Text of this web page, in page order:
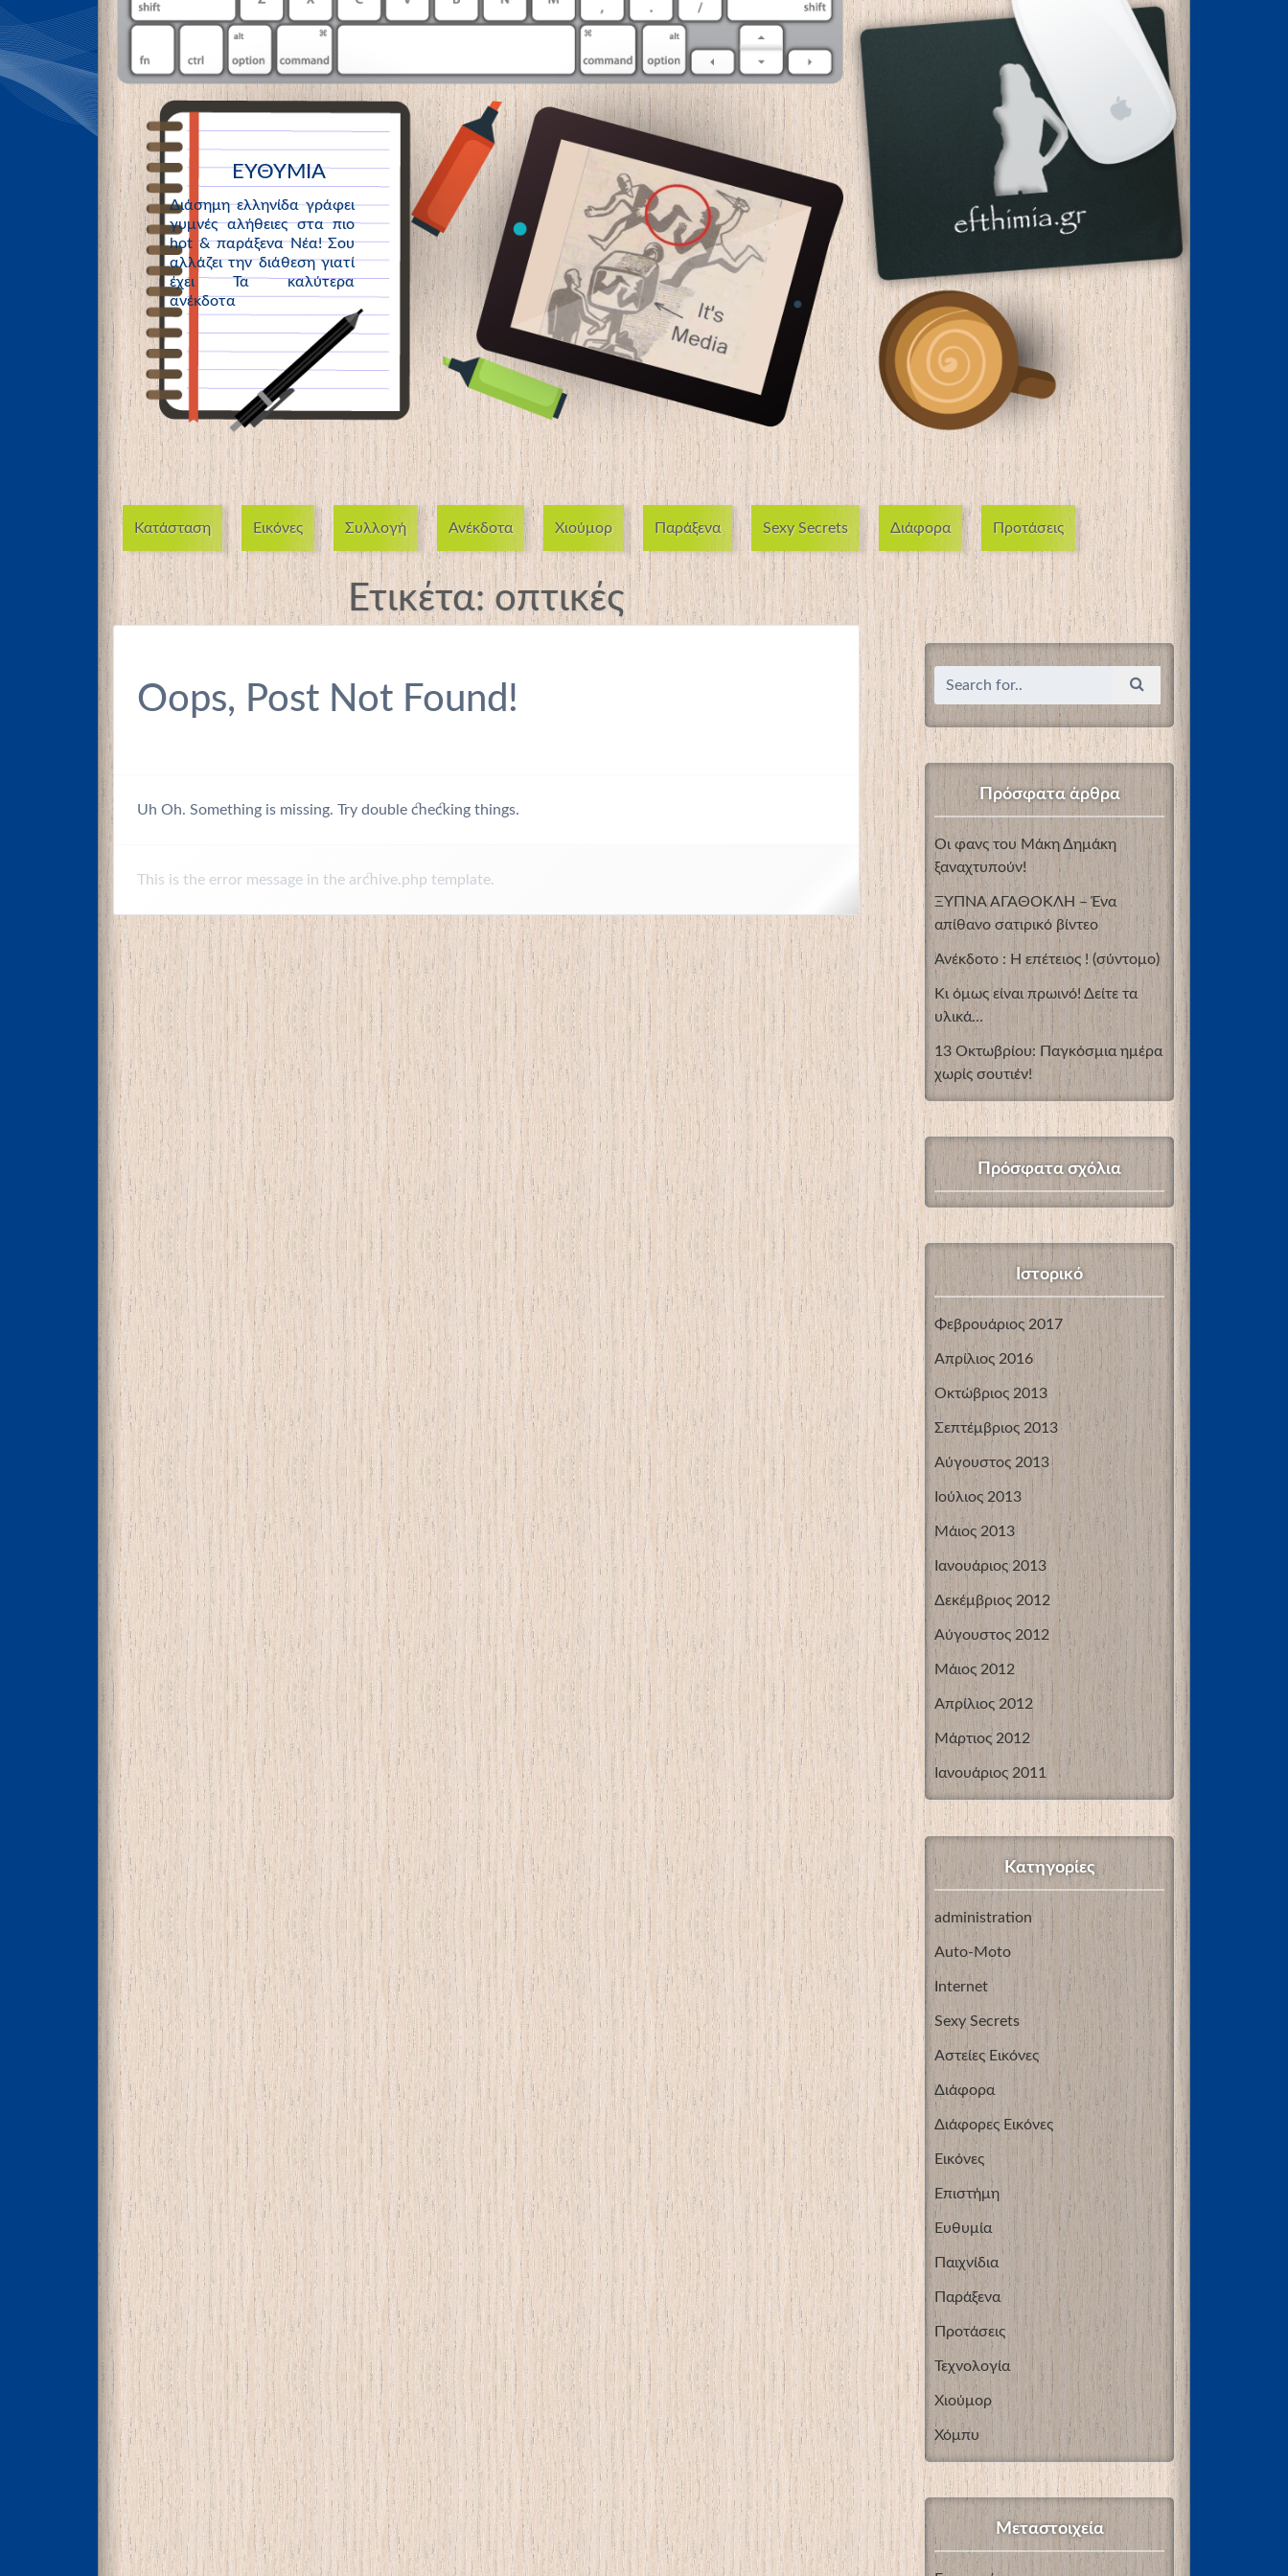
ΕΥΘΥΜΙΑ
Διάσημη ελληνίδα γράφει
γυμνές αλήθειες στα πιο
hot & παράξενα Νέα! Σου
αλλάζει την διάθεση γιατί
έχει Τα καλύτερα
ανέκδοτα
Κατάσταση Εικόνες Συλλογή Ανέκδοτα Χιούμορ Παράξενα Sexy Secrets Διάφορα Προτάσεις
Ετικέτα:οπτικές
Oops, Post Not Found!
Uh Oh. Something is missing. Try double checking things.
This is the error message in the archive.php template.
Πρόσφατα άρθρα
Οι φανς του Μάκη Δημάκη
ξαναχτυπούν!
ΞΥΠΝΑ ΑΓΑΘΟΚΛΗ – Ένα
απίθανο σατιρικό βίντεο
Ανέκδοτο : Η επέτειος ! (σύντομο)
Κι όμως είναι πρωινό! Δείτε τα
υλικά…
13 Οκτωβρίου: Παγκόσμια ημέρα
χωρίς σουτιέν!
Πρόσφατα σχόλια
Ιστορικό
Φεβρουάριος 2017
Απρίλιος 2016
Οκτώβριος 2013
Σεπτέμβριος 2013
Αύγουστος 2013
Ιούλιος 2013
Μάιος 2013
Ιανουάριος 2013
Δεκέμβριος 2012
Αύγουστος 2012
Μάιος 2012
Απρίλιος 2012
Μάρτιος 2012
Ιανουάριος 2011
Kατηγορίες
administration
Auto-Moto
Internet
Sexy Secrets
Αστείες Εικόνες
Διάφορα
Διάφορες Εικόνες
Εικόνες
Επιστήμη
Ευθυμία
Παιχνίδια
Παράξενα
Προτάσεις
Τεχνολογία
Χιούμορ
Χόμπυ
Μεταστοιχεία